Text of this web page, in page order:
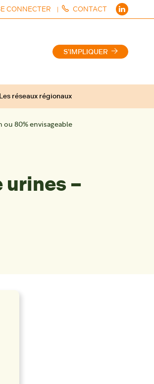
CONNECTER | CONTACT
S'IMPLIQUER
Les réseaux régionaux
80% envisageable
–